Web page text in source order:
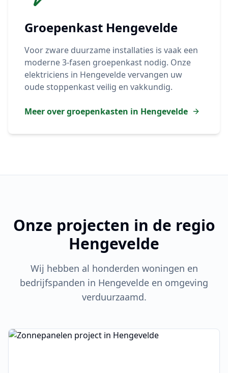
Groepenkast Hengevelde
Voor zware duurzame installaties is vaak een
moderne 3-fasen groepenkast nodig. Onze
elektriciens in Hengeveldevervangen uw
oude stoppenkast veilig en vakkundig.
Meer over groepenkasten in Hengevelde
Onze projecten in de regio
Hengevelde
Wij hebben al honderden woningen en
bedrijfspanden in Hengevelde en omgeving
verduurzaamd.